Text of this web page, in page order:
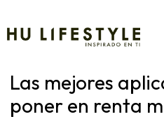
Las mejores
poner en renta